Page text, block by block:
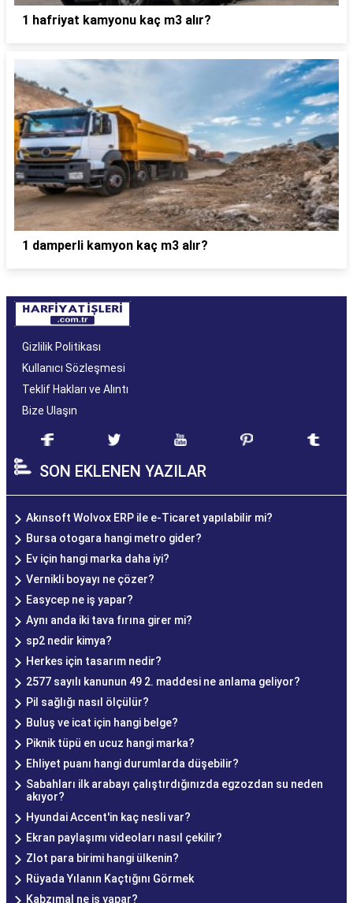
1 hafriyat kamyonu kaç m3 alır?
1 damperli kamyon kaç m3 alır?
Gizlilik Politikası
Kullanıcı Sözleşmesi
Teklif Hakları ve Alıntı
Bize Ulaşın
SON EKLENEN YAZILAR
Akınsoft Wolvox ERP ile e-Ticaret yapılabilir mi?
Bursa otogara hangi metro gider?
Ev için hangi marka daha iyi?
Vernikli boyayı ne çözer?
Easycep ne iş yapar?
Aynı anda iki tava fırına girer mi?
sp2 nedir kimya?
Herkes için tasarım nedir?
2577 sayılı kanunun 49 2. maddesi ne anlama geliyor?
Pil sağlığı nasıl ölçülür?
Buluş ve icat için hangi belge?
Piknik tüpü en ucuz hangi marka?
Ehliyet puanı hangi durumlarda düşebilir?
Sabahları ilk arabayı çalıştırdığınızda egzozdan su neden
akıyor?
Hyundai Accent'in kaç nesli var?
Ekran paylaşımı videoları nasıl çekilir?
Zlot para birimi hangi ülkenin?
Rüyada Yılanın Kaçtığını Görmek
Kabzımal ne iş yapar?